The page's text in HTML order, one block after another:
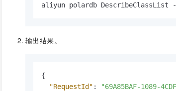
aliyun polardb DescribeClassList --
输出结果。
{
"RequestId" : "69A85BAF-1089-